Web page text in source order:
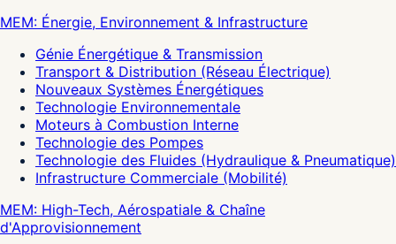
MEM: Énergie, Environnement & Infrastructure
Génie Énergétique & Transmission
Transport & Distribution (Réseau Électrique)
Nouveaux Systèmes Énergétiques
Technologie Environnementale
Moteurs à Combustion Interne
Technologie des Pompes
Technologie des Fluides (Hydraulique & Pneumatique)
Infrastructure Commerciale (Mobilité)
MEM: High-Tech, Aérospatiale & Chaîne
d'Approvisionnement